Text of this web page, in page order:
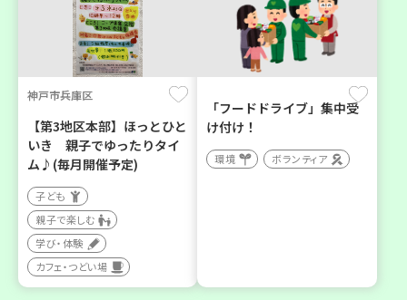
神戸市兵庫区
【第3地区本部】ほっとひと
いき 親子でゆったりタイ
ム♪(毎月開催予定)
子ども
親子で楽しむ
学び・体験
カフェ・つどい場
「フードドライブ」集中受
け付け！
環境 ボランティア